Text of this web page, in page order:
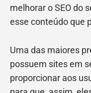
melhorar o SEO do
esse conteúdo que
Uma das maiores
possuem sites em
proporcionar aos